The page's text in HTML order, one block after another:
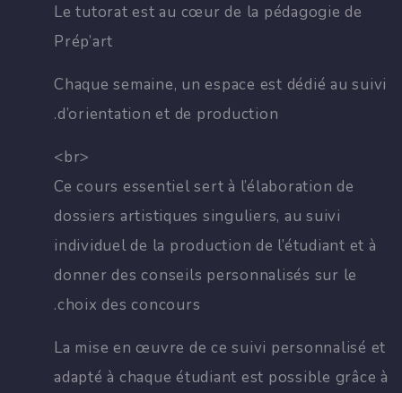
Le tutorat est au cœur de la pédagogie de
Prép’art
Chaque semaine, un espace est dédié au suivi
d’orientation et de production.
<br>
Ce cours essentiel sert à l’élaboration de
dossiers artistiques singuliers, au suivi
individuel de la production de l’étudiant et à
donner des conseils personnalisés sur le
choix des concours.
La mise en œuvre de ce suivi personnalisé et
adapté à chaque étudiant est possible grâce à